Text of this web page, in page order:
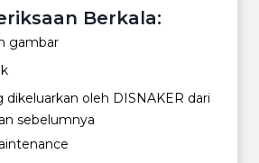
Berkala:
gambar
dikeluarkan oleh DISNAKER dari
sebelumnya